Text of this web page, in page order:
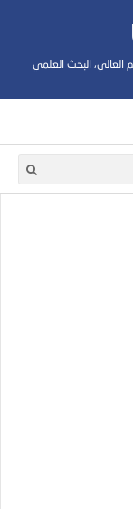
العالي، البحث العلمي